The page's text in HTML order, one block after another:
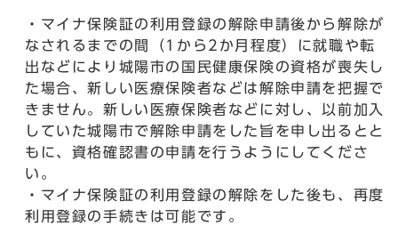
・マイナ保険証の利用登録の解除申請後から解除が
なされるまでの間（1から2か月程度）に就職や転
出などにより城陽市の国民健康保険の資格が喪失し
た場合、新しい医療保険者などは解除申請を把握で
きません。新しい医療保険者などに対し、以前加入
していた城陽市で解除申請をした旨を申し出るとと
もに、資格確認書の申請を行うようにしてくださ
い。
・マイナ保険証の利用登録の解除をした後も、再度
利用登録の手続きは可能です。